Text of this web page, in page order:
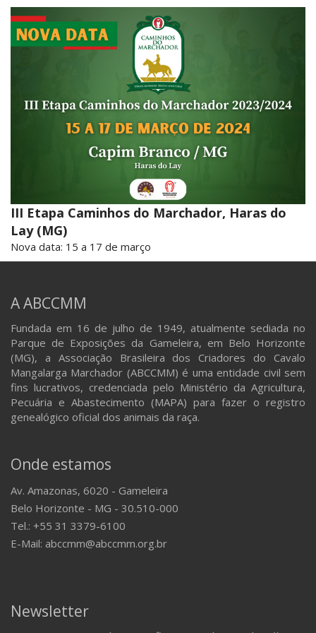
III Etapa Caminhos do Marchador, Haras do
Lay (MG)
Nova data: 15 a 17 de março
A ABCCMM
Fundada em 16 de julho de 1949, atualmente sediada no
Parque de Exposições da Gameleira, em Belo Horizonte
(MG), a Associação Brasileira dos Criadores do Cavalo
Mangalarga Marchador (ABCCMM) é uma entidade civil sem
fins lucrativos, credenciada pelo Ministério da Agricultura,
Pecuária e Abastecimento (MAPA) para fazer o registro
genealógico oficial dos animais da raça.
Onde estamos
Av. Amazonas, 6020 - Gameleira
Belo Horizonte - MG - 30.510-000
Tel.: +55 31 3379-6100
E-Mail: abccmm@abccmm.org.br
Newsletter